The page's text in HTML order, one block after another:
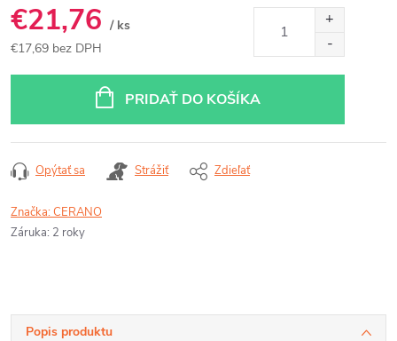
€21,76 / ks
€17,69 bez DPH
PRIDAŤ DO KOŠÍKA
Opýtať sa Strážiť Zdieľať
Značka:CERANO
Záruka: 2 roky
Popis produktu